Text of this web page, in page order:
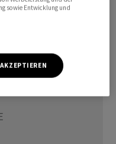
sowie Entwicklung und
AKZEPTIEREN